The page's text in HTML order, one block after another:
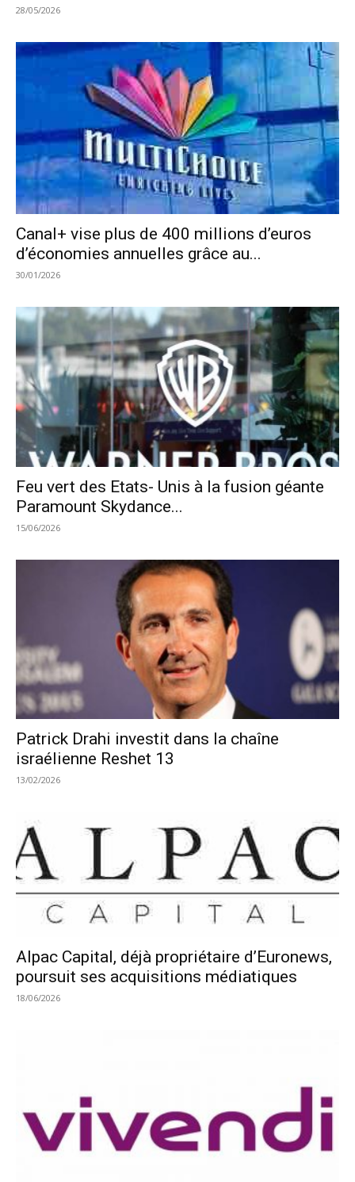
28/05/2026
Canal+ vise plus de 400 millions d’euros
d’économies annuelles grâce au...
30/01/2026
Feu vert des Etats- Unis à la fusion géante
Paramount Skydance...
15/06/2026
Patrick Drahi investit dans la chaîne
israélienne Reshet 13
13/02/2026
Alpac Capital, déjà propriétaire d’Euronews,
poursuit ses acquisitions médiatiques
18/06/2026